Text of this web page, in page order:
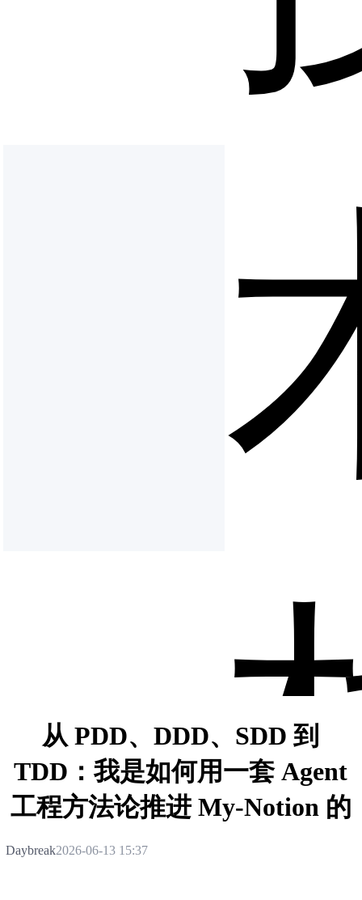
从 PDD、DDD、SDD 到
TDD：我是如何用一套 Agent
工程方法论推进 My-Notion 的
Daybreak2026-06-13 15:37